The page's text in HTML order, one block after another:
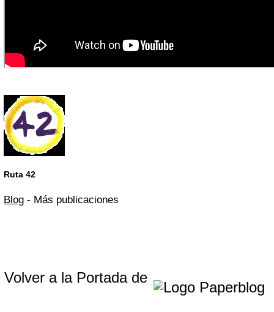
Ruta 42
Blog - Más publicaciones
Volver a la Portada de